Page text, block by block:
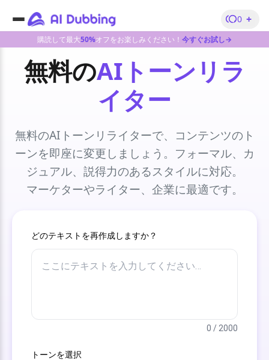
購読して最大50%オフをお楽しみください！ 今すぐお試し→
0 +
無料のAIトーンリラ
イター
無料のAIトーンリライターで、コンテンツのト
ーンを即座に変更しましょう。フォーマル、カ
ジュアル、説得力のあるスタイルに対応。
マーケターやライター、企業に最適です。
どのテキストを再作成しますか？
0 / 2000
トーンを選択